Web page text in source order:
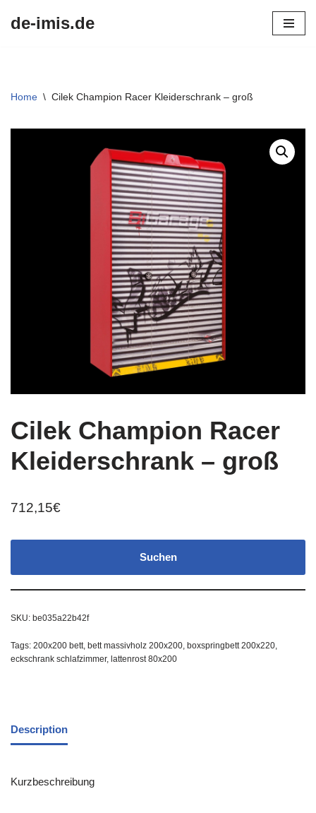
de-imis.de
Home \ Cilek Champion Racer Kleiderschrank – groß
Cilek Champion Racer
Kleiderschrank – groß
712,15€
Suchen
SKU: be035a22b42f
Tags: 200x200 bett, bett massivholz 200x200, boxspringbett 200x220,
eckschrank schlafzimmer, lattenrost 80x200
Description
Kurzbeschreibung